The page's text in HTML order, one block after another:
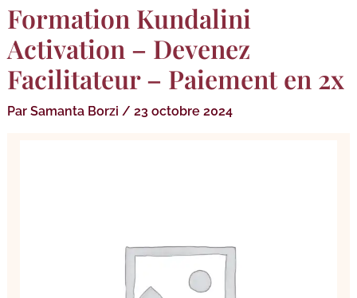
Formation Kundalini
Activation – Devenez
Facilitateur – Paiement en 2x
Par Samanta Borzi / 23 octobre 2024